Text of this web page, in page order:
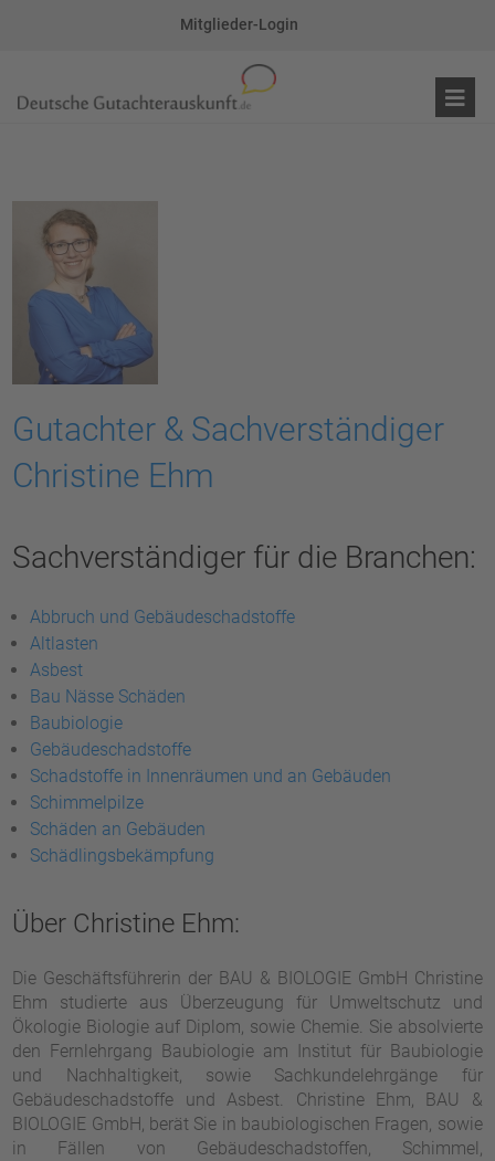
Mitglieder-Login
Gutachter & Sachverständiger
Christine Ehm
Sachverständiger für die Branchen:
Abbruch und Gebäudeschadstoffe
Altlasten
Asbest
Bau Nässe Schäden
Baubiologie
Gebäudeschadstoffe
Schadstoffe in Innenräumen und an Gebäuden
Schimmelpilze
Schäden an Gebäuden
Schädlingsbekämpfung
Über Christine Ehm:
Die Geschäftsführerin der BAU & BIOLOGIE GmbH Christine
Ehm studierte aus Überzeugung für Umweltschutz und
Ökologie Biologie auf Diplom, sowie Chemie. Sie absolvierte
den Fernlehrgang Baubiologie am Institut für Baubiologie
und Nachhaltigkeit, sowie Sachkundelehrgänge für
Gebäudeschadstoffe und Asbest. Christine Ehm, BAU &
BIOLOGIE GmbH, berät Sie in baubiologischen Fragen, sowie
in Fällen von Gebäudeschadstoffen, Schimmel,